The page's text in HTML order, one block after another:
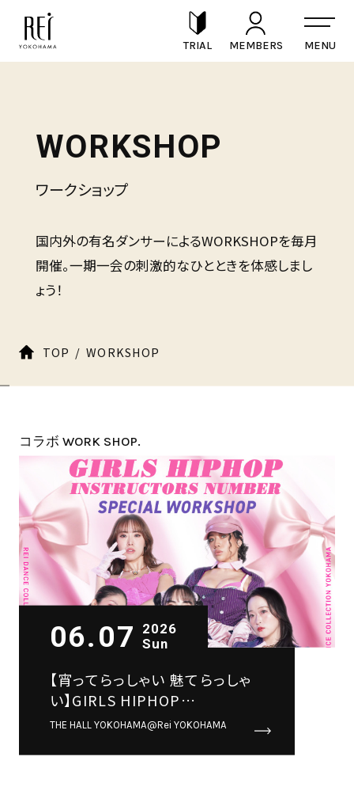
TRIAL MEMBERS
WORKSHOP
ワークショップ
国内外の有名ダンサーによるWORKSHOPを毎月
開催。一期一会の刺激的なひとときを体感しまし
ょう！
TOP WORKSHOP
コラボ WORK SHOP.
06.07
2026
Sun
【宵ってらっしゃい 魅てらっしゃ
い】GIRLS HIPHOP
Instructors number SPECIAL
THE HALL YOKOHAMA@Rei YOKOHAMA